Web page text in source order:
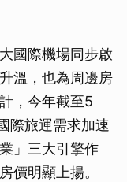
國際機場同步啟
溫，也為周邊房
，今年截至5
際旅運需求加速
」三大引擎作
價明顯上揚。